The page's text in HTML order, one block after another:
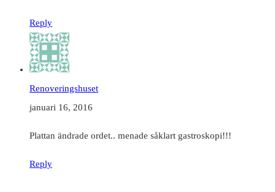
Reply
Renoveringshuset
januari 16, 2016
Plattan ändrade ordet.. menade såklart gastroskopi!!!
Reply